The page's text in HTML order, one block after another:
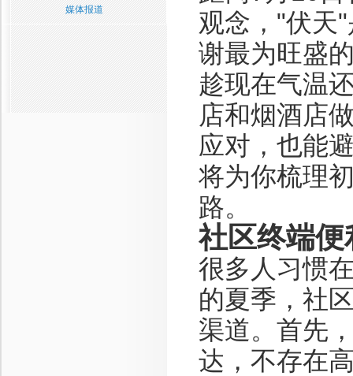
媒体报道
观念，"伏天
谢最为旺盛
趁现在气温
店和烟酒店
应对，也能
将为你梳理
路。
社区终端
很多人习惯
的夏季，社
渠道。首先
达，不存在